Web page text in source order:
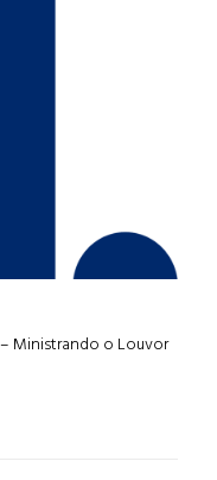
Ministrando o Louvor